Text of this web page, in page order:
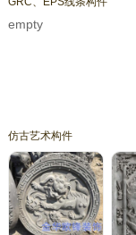
empty
仿古艺术构件